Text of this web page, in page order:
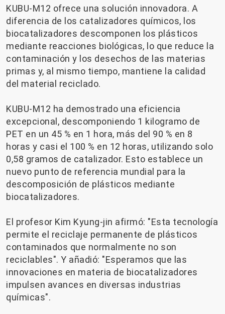
KUBU-M12 ofrece una solución innovadora. A
diferencia de los catalizadores químicos, los
biocatalizadores descomponen los plásticos
mediante reacciones biológicas, lo que reduce la
contaminación y los desechos de las materias
primas y, al mismo tiempo, mantiene la calidad
del material reciclado.
KUBU-M12 ha demostrado una eficiencia
excepcional, descomponiendo 1 kilogramo de
PET en un 45 % en 1 hora, más del 90 % en 8
horas y casi el 100 % en 12 horas, utilizando solo
0,58 gramos de catalizador. Esto establece un
nuevo punto de referencia mundial para la
descomposición de plásticos mediante
biocatalizadores.
El profesor Kim Kyung-jin afirmó: "Esta tecnología
permite el reciclaje permanente de plásticos
contaminados que normalmente no son
reciclables". Y añadió: "Esperamos que las
innovaciones en materia de biocatalizadores
impulsen avances en diversas industrias
químicas".